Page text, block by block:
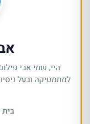
היי, שמי אבי
למתמטיקה ובעל